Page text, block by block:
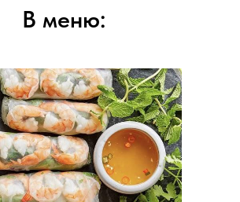
В меню: